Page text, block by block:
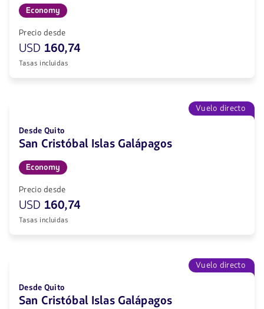
Economy
Precio desde
USD 160,74
Tasas incluidas
Vuelo directo
Desde Quito
San Cristóbal Islas Galápagos
Economy
Precio desde
USD 160,74
Tasas incluidas
Vuelo directo
Desde Quito
San Cristóbal Islas Galápagos